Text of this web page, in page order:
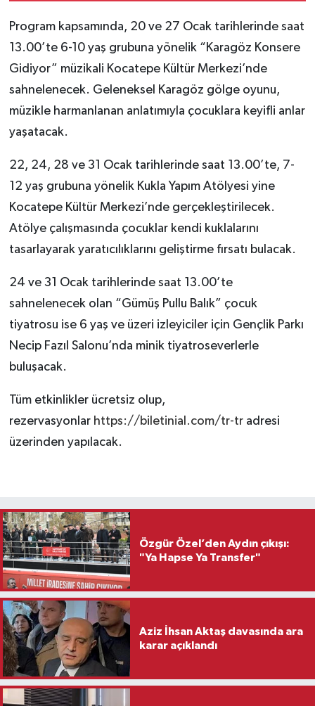
Program kapsamında, 20 ve 27 Ocak tarihlerinde saat
13.00’te 6-10 yaş grubuna yönelik “Karagöz Konsere
Gidiyor” müzikali Kocatepe Kültür Merkezi’nde
sahnelenecek. Geleneksel Karagöz gölge oyunu,
müzikle harmanlanan anlatımıyla çocuklara keyifli anlar
yaşatacak.
22, 24, 28 ve 31 Ocak tarihlerinde saat 13.00’te, 7-
12 yaş grubuna yönelik Kukla Yapım Atölyesi yine
Kocatepe Kültür Merkezi’nde gerçekleştirilecek.
Atölye çalışmasında çocuklar kendi kuklalarını
tasarlayarak yaratıcılıklarını geliştirme fırsatı bulacak.
24 ve 31 Ocak tarihlerinde saat 13.00’te
sahnelenecek olan “Gümüş Pullu Balık” çocuk
tiyatrosu ise 6 yaş ve üzeri izleyiciler için Gençlik Parkı
Necip Fazıl Salonu’nda minik tiyatroseverlerle
buluşacak.
Tüm etkinlikler ücretsiz olup,
rezervasyonlar https://biletinial.com/tr-tradresi
üzerinden yapılacak.
Özgür Özel’den Aydın çıkışı:
"Ya Hapse Ya Transfer"
Aziz İhsan Aktaş davasında ara
karar açıklandı